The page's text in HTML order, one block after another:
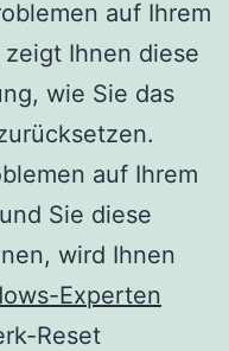
auf Ihrem
Ihnen diese
wie Sie das
auf Ihrem
Sie diese
wird Ihnen
Experten
Reset